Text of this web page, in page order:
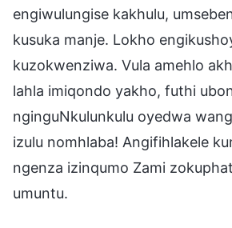
engiwulungise kakhulu,
kusuka manje. Lokho
kuzokwenziwa. Vula amehlo
lahla imiqondo yakho, futhi
nginguNkulunkulu oyedwa
izulu nomhlaba! Angifihlakele
ngenza izinqumo Zami
umuntu.